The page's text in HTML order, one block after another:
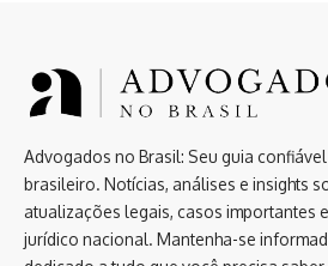
Advogados no Brasil: Seu guia
brasileiro. Notícias, análises e insights
atualizações legais, casos importantes
jurídico nacional. Mantenha-se